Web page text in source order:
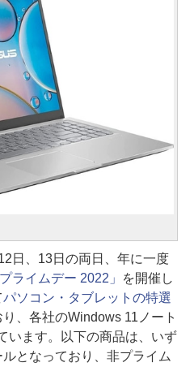
日、13日の両日、年に一度
ライムデー 2022」
を開催し
パソコン・タブレットの特選
、各社のWindows 11ノート
います。以下の商品は、いず
となっており、非プライム